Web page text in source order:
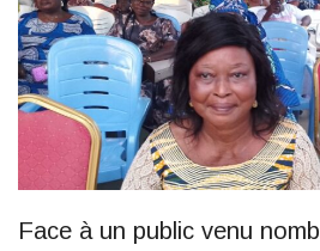
Face à un public venu